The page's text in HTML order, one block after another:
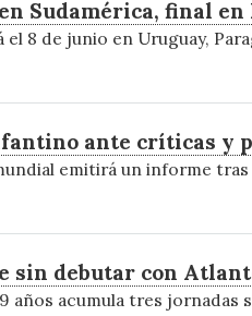
Sudamérica, final
8 de junio en Uruguay,
ante críticas y
emitirá un informe
sin debutar con
años acumula tres